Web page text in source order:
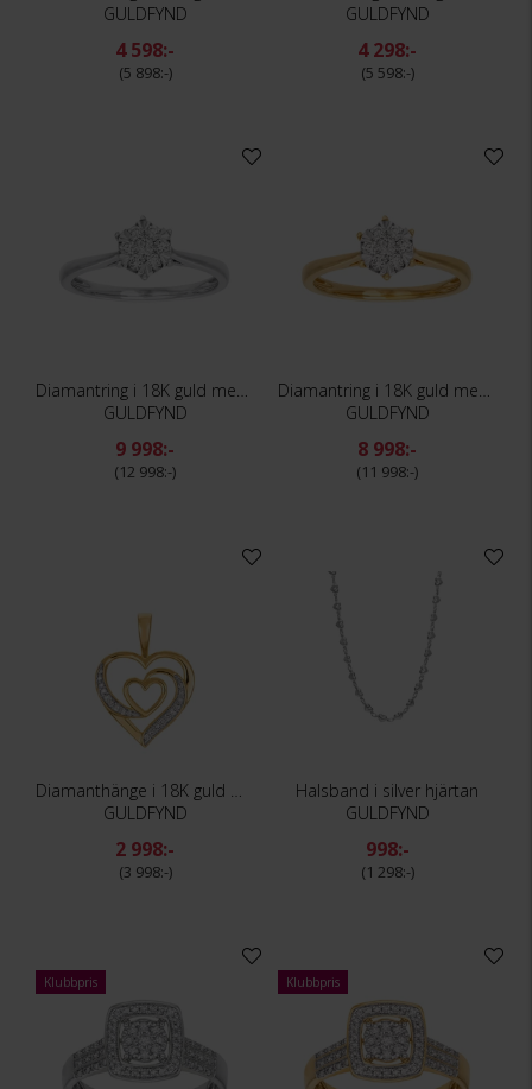
GULDFYND
4 598:-
5 898:-
GULDFYND
4 298:-
5 598:-
Diamantring i 18K guld med flera diamanter
GULDFYND
9 998:-
12 998:-
Diamantring i 18K guld med flera diamanter
GULDFYND
8 998:-
11 998:-
GULDFYND
2 998:-
3 998:-
Halsband i silver hjärtan
GULDFYND
998:-
1 298:-
Klubbpris Klubbpris